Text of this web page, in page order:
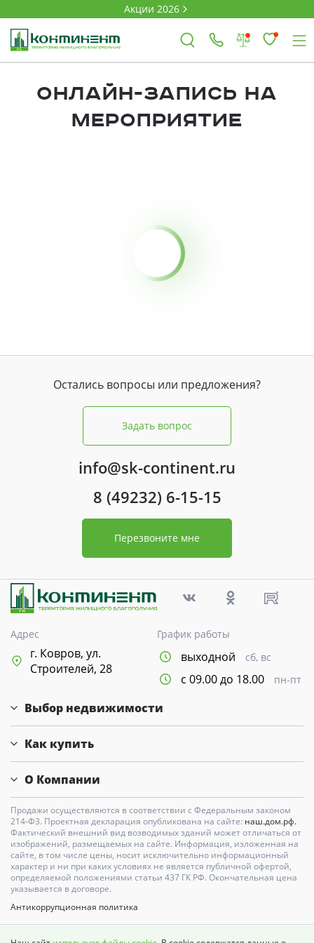
Акции 2026
Онлайн-запись
Онлайн-Запись на
мероприятие
Остались вопросы или предложения?
Задать вопрос
info@sk-continent.ru
8 (49232) 6-15-15
Перезвоните мне
Адрес
г. Ковров, ул.
Строителей, 28
График работы
выходной сб, вс
с 09.00 до 18.00 пн-пт
Выбор недвижимости
Как купить
О Компании
Продажи осуществляются в соответствии с Федеральным законом
214-Ф3. Проектная декларация опубликована на сайте: наш.дом.рф.
Фактический внешний вид возводимых зданий может отличаться от
изображений, размещаемых на сайте. Информация, изложенная на
сайте, в том числе цены, носит исключительно информационный
характер и ни при каких условиях не является публичной офертой,
определяемой положениями статьи 437 ГК РФ. Окончательная цена
указывается в договоре.
Антикоррупционная политика